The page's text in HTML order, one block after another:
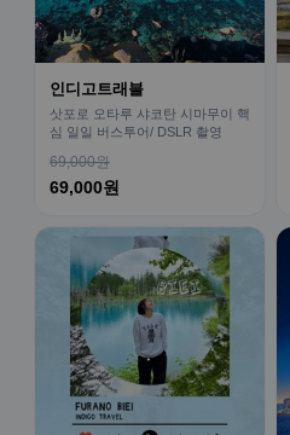
인디고트래블
삿포로 오타루 샤코탄 시마무이 핵
심 일일 버스투어/ DSLR 촬영
69,000원
69,000원